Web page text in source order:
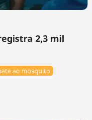
2,3 mil
ao mosquito